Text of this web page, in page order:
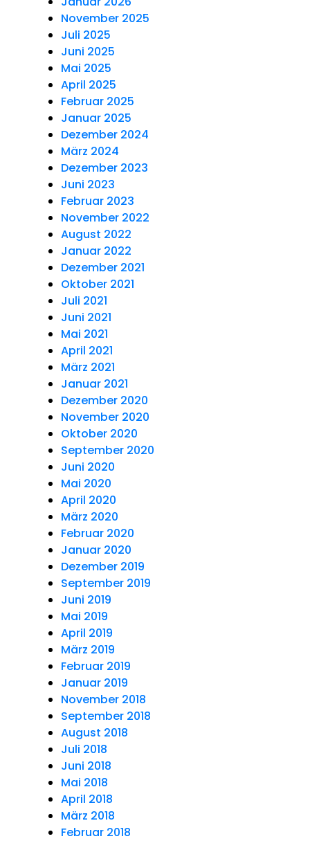
November 2025
Juli 2025
Juni 2025
Mai 2025
April 2025
Februar 2025
Januar 2025
Dezember 2024
März 2024
Dezember 2023
Juni 2023
Februar 2023
November 2022
August 2022
Januar 2022
Dezember 2021
Oktober 2021
Juli 2021
Juni 2021
Mai 2021
April 2021
März 2021
Januar 2021
Dezember 2020
November 2020
Oktober 2020
September 2020
Juni 2020
Mai 2020
April 2020
März 2020
Februar 2020
Januar 2020
Dezember 2019
September 2019
Juni 2019
Mai 2019
April 2019
März 2019
Februar 2019
Januar 2019
November 2018
September 2018
August 2018
Juli 2018
Juni 2018
Mai 2018
April 2018
März 2018
Februar 2018